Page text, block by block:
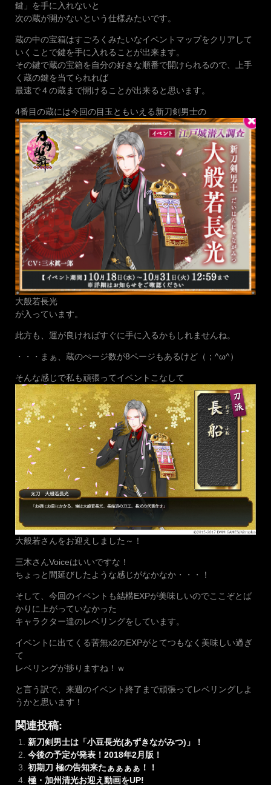
鍵」を手に入れないと
次の蔵が開かないという仕様みたいです。
蔵の中の宝箱はすごろくみたいなイベントマップをクリアして
いくことで鍵を手に入れることが出来ます。
その鍵で蔵の宝箱を自分の好きな順番で開けられるので、上手
く蔵の鍵を当てられれば
最速で４の蔵まで開けることが出来ると思います。
4番目の蔵には今回の目玉ともいえる新刀剣男士の
大般若長光
が入っています。
此方も、運が良ければすぐに手に入るかもしれませんね。
・・・まぁ、蔵のぺージ数が8ページもあるけど（；^ω^）
そんな感じで私も頑張ってイベントこなして
大般若さんをお迎えしました～！
三木さんVoiceはいいですな！
ちょっと間延びしたような感じがなかなか・・・！
そして、今回のイベントも結構EXPが美味しいのでここぞとば
かりに上がっていなかった
キャラクター達のレベリングをしています。
イベントに出てくる苦無x2のEXPがとてつもなく美味しい過ぎ
て
レベリングが捗りますね！ｗ
と言う訳で、来週のイベント終了まで頑張ってレベリングしよ
うかと思います！
関連投稿:
新刀剣男士は「小豆長光(あずきながみつ)」！
今後の予定が発表！2018年2月版！
初期刀 極の告知来たぁぁぁぁ！！
極・加州清光お迎え動画をUP!